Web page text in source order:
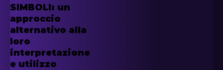
SIMBOLI: un
approccio
alternativo alla
loro
interpretazione
e utilizzo